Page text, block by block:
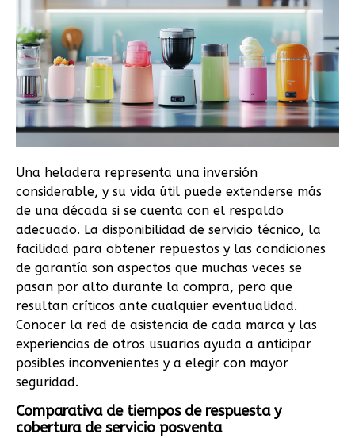
Una heladera representa una inversión
considerable, y su vida útil puede extenderse más
de una década si se cuenta con el respaldo
adecuado. La disponibilidad de servicio técnico, la
facilidad para obtener repuestos y las condiciones
de garantía son aspectos que muchas veces se
pasan por alto durante la compra, pero que
resultan críticos ante cualquier eventualidad.
Conocer la red de asistencia de cada marca y las
experiencias de otros usuarios ayuda a anticipar
posibles inconvenientes y a elegir con mayor
seguridad.
Comparativa de tiempos de respuesta y
cobertura de servicio posventa